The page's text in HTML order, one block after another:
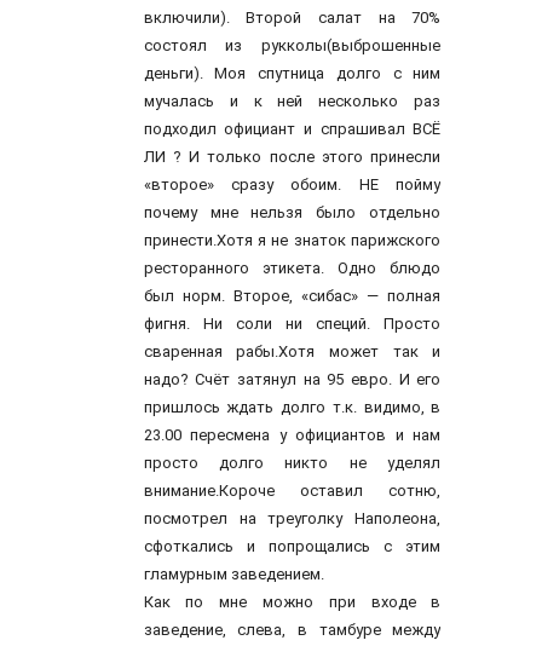
включили). Второй салат на 70%
состоял из рукколы(выброшенные
деньги). Моя спутница долго с ним
мучалась и к ней несколько раз
подходил официант и спрашивал ВСЁ
ЛИ ? И только после этого принесли
«второе» сразу обоим. НЕ пойму
почему мне нельзя было отдельно
принести.Хотя я не знаток парижского
ресторанного этикета. Одно блюдо
был норм. Второе, «сибас» — полная
фигня. Ни соли ни специй. Просто
сваренная рабы.Хотя может так и
надо? Счёт затянул на 95 евро. И его
пришлось ждать долго т.к. видимо, в
23.00 пересмена у официантов и нам
просто долго никто не уделял
внимание.Короче оставил сотню,
посмотрел на треуголку Наполеона,
сфоткались и попрощались с этим
гламурным заведением.
Как по мне можно при входе в
заведение, слева, в тамбуре между